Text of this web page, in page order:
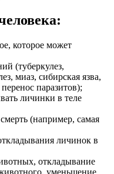
которое может
(туберкулез,
миаз, сибирская язва,
паразитов);
личинки в теле
(например, самая
личинок в
откладывание
уменьшение